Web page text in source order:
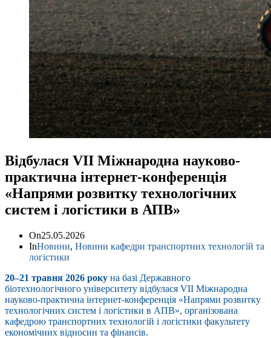
Відбулася VII Міжнародна науково-
практична інтернет-конференція
«Напрями розвитку технологічних
систем і логістики в АПВ»
On25.05.2026
InНовини, Новини кафедри транспортних технологій та
логістики
20–21 травня 2026 року на базі Державного
біотехнологічного університету відбулася VII Міжнародна
науково-практична інтернет-конференція «Напрями розвитку
технологічних систем і логістики в АПВ», організована
кафедрою транспортних технологій і логістики факультету
економічних відносин та фінансів.